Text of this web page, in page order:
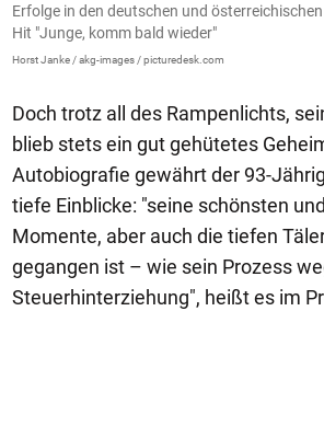
Erfolge in den deutschen und
Hit "Junge, komm bald wieder"
Horst Janke / akg-images / picturedesk.com
Doch trotz all des Rampenlichts,
blieb stets ein gut gehütetes
Autobiografie gewährt der 93-
tiefe Einblicke: "seine schönsten
Momente, aber auch die tiefen
gegangen ist – wie sein Prozess
Steuerhinterziehung", heißt es im